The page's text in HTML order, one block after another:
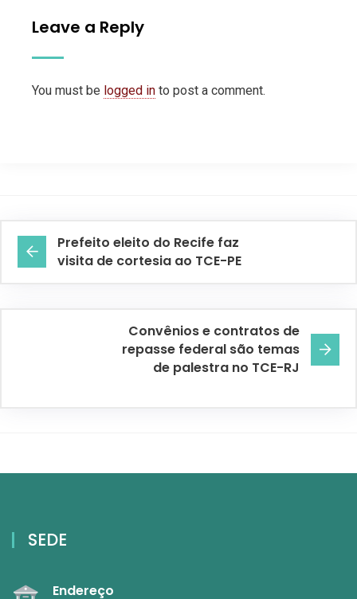
Leave a Reply
You must be logged in to post a comment.
Prefeito eleito do Recife faz
visita de cortesia ao TCE-PE
Convênios e contratos de
repasse federal são temas
de palestra no TCE-RJ
SEDE
Endereço